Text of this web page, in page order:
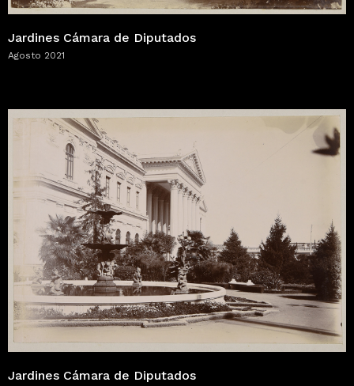
Jardines Cámara de Diputados
Agosto 2021
Jardines Cámara de Diputados